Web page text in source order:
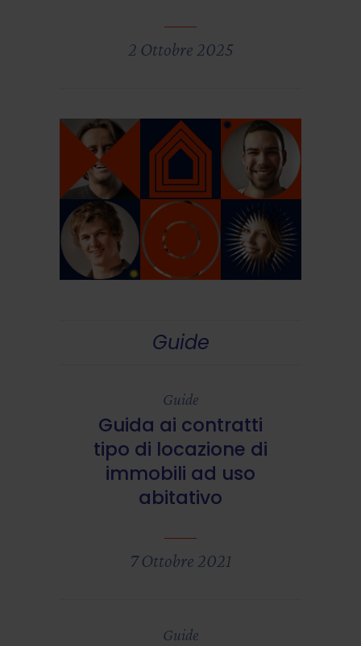
2 Ottobre 2025
Guide
Guide
Guida ai contratti
tipo di locazione di
immobili ad uso
abitativo
7 Ottobre 2021
Guide